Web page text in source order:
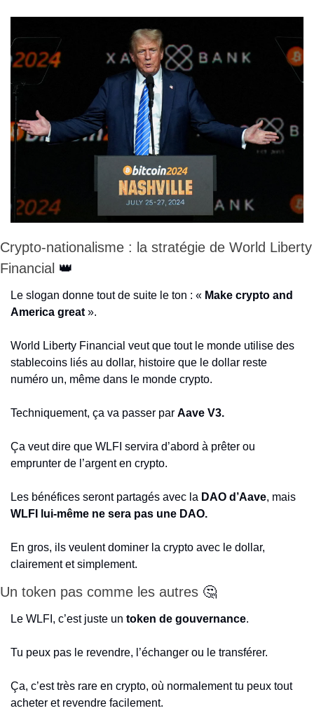
Crypto-nationalisme : la stratégie de World Liberty
Financial 👑
Le slogan donne tout de suite le ton : « Make crypto and
America great ».
World Liberty Financial veut que tout le monde utilise des
stablecoins liés au dollar, histoire que le dollar reste
numéro un, même dans le monde crypto.
Techniquement, ça va passer par Aave V3.
Ça veut dire que WLFI servira d’abord à prêter ou
emprunter de l’argent en crypto.
Les bénéfices seront partagés avec la DAO d’Aave
WLFI lui-même ne sera pas une DAO.
En gros, ils veulent dominer la crypto avec le dollar,
clairement et simplement.
Un token pas comme les autres 🤔
Le WLFI, c’est juste un token de gouvernance.
Tu peux pas le revendre, l’échanger ou le transférer.
Ça, c’est très rare en crypto, où normalement tu peux tout
acheter et revendre facilement.